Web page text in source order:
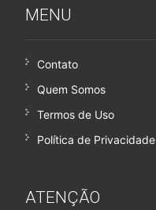
MENU
Contato
Quem Somos
Termos de Uso
Política de Privacidade
ATENÇÃO